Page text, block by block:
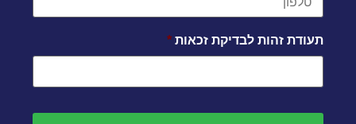
תעודת זהות לבדיקת זכאות *